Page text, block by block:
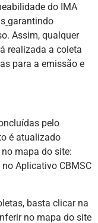
do IMA
garantindo
Assim, qualquer
realizada a coleta
para a emissão e
pelo
é atualizado
mapa do site:
Aplicativo CBMSC
basta clicar na
no mapa do site